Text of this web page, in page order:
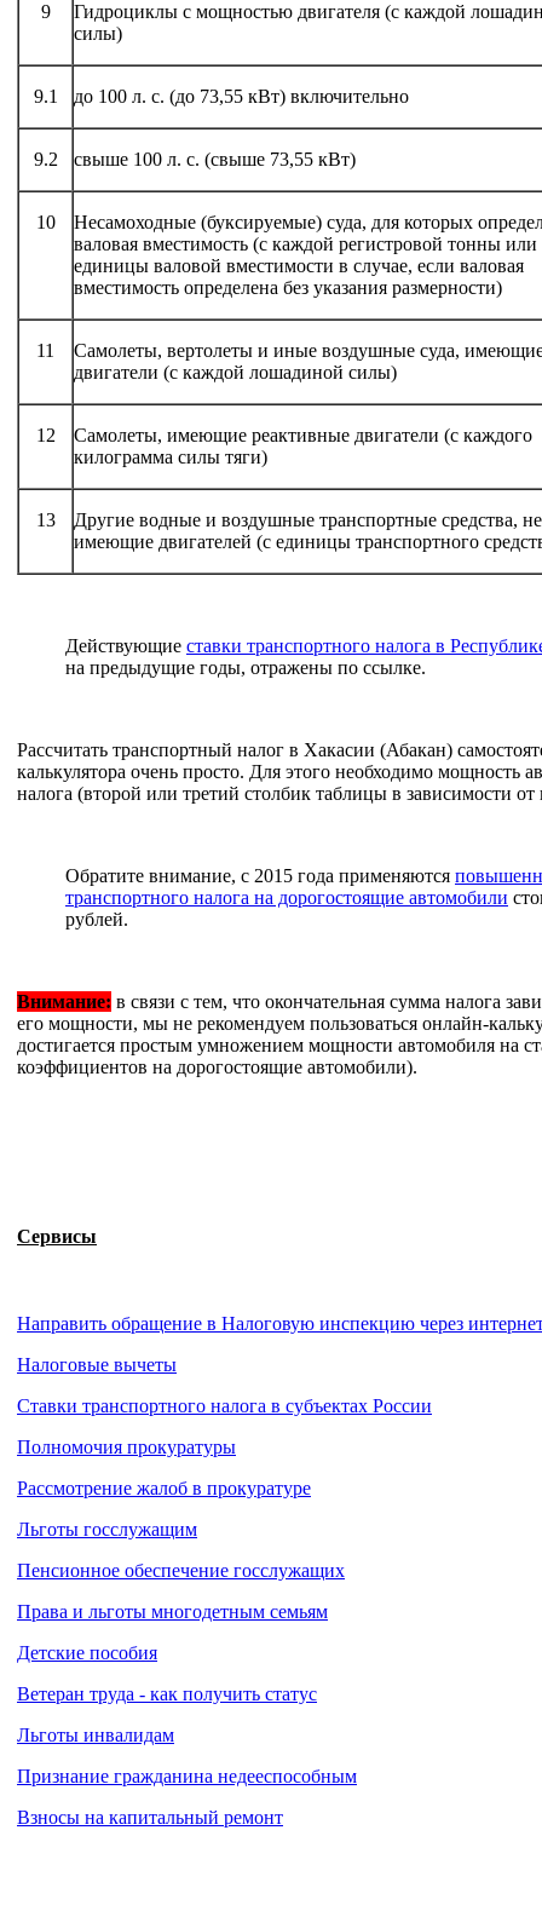
9
Гидроциклы с мощностью двигателя (с каждой
силы)
9.1 до 100 л. с. (до 73,55 кВт) включительно
9.2 свыше 100 л. с. (свыше 73,55 кВт)
10
Несамоходные (буксируемые) суда, для которых
валовая вместимость (с каждой регистровой тонны или
единицы валовой вместимости в случае, если валовая
вместимость определена без указания размерности)
11
Самолеты, вертолеты и иные воздушные суда,
двигатели (с каждой лошадиной силы)
12
Самолеты, имеющие реактивные двигатели (с каждого
килограмма силы тяги)
13
Другие водные и воздушные транспортные средства, не
имеющие двигателей (с единицы транспортного
Действующие ставки транспортного налога в
на предыдущие годы, отражены по ссылке.
Рассчитать транспортный налог в Хакасии (Абакан)
калькулятора очень просто. Для этого необходимо мощность
налога (второй или третий столбик таблицы в зависимости от
Обратите внимание, с 2015 года применяются
транспортного налога на дорогостоящие автомобили
рублей.
Внимание: в связи с тем, что окончательная сумма налога
его мощности, мы не рекомендуем пользоваться онлайн-
достигается простым умножением мощности автомобиля на
коэффициентов на дорогостоящие автомобили).
Сервисы
Направить обращение в Налоговую инспекцию через
Налоговые вычеты
Ставки транспортного налога в субъектах России
Полномочия прокуратуры
Рассмотрение жалоб в прокуратуре
Льготы госслужащим
Пенсионное обеспечение госслужащих
Права и льготы многодетным семьям
Детские пособия
Ветеран труда - как получить статус
Льготы инвалидам
Признание гражданина недееспособным
Взносы на капитальный ремонт